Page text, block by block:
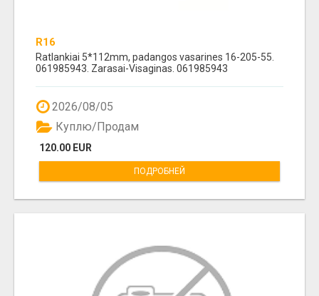
R16
Ratlankiai 5*112mm, padangos vasarines 16-205-55.
061985943. Zarasai-Visaginas. 061985943
2026/08/05
120.00 EUR
Куплю/Продам
ПОДРОБНЕЙ